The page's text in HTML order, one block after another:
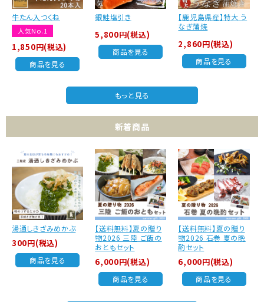
牛たん入つくね
人気No.1
1,850円(税込)
商品を見る
銀鮭塩引き
5,800円(税込)
商品を見る
【鹿児島県産】特大 う
なぎ蒲焼
2,860円(税込)
商品を見る
もっと見る
新着商品
湯通しきざみめかぶ
300円(税込)
商品を見る
【送料無料】夏の贈り
物2026 三陸 ご飯の
おともセット
6,000円(税込)
商品を見る
【送料無料】夏の贈り
物2026 石巻 夏の晩
酌セット
6,000円(税込)
商品を見る